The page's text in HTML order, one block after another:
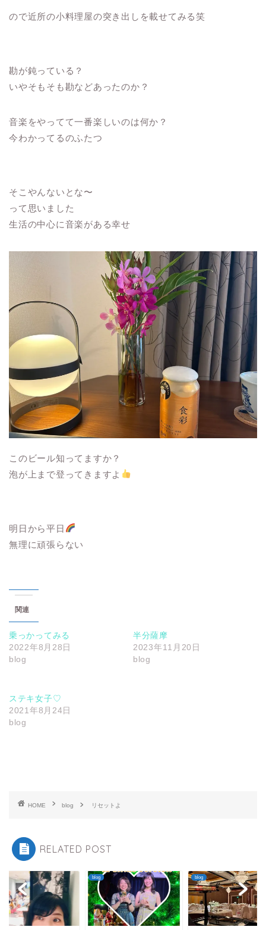
ので近所の小料理屋の突き出しを載せてみる笑
勘が鈍っている？
いやそもそも勘などあったのか？
音楽をやってて一番楽しいのは何か？
今わかってるのふたつ
そこやんないとな〜
って思いました
生活の中心に音楽がある幸せ
このビール知ってますか？
泡が上まで登ってきますよ
明日から平日
無理に頑張らない
関連
乗っかってみる
2022年8月28日
blog
半分薩摩
2023年11月20日
blog
ステキ女子♡
2021年8月24日
blog
HOME blog リセットよ
RELATED POST
blog blog